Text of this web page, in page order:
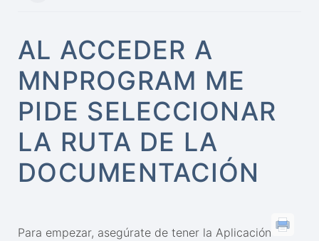
AL ACCEDER A
MNPROGRAM ME
PIDE SELECCIONAR
LA RUTA DE LA
DOCUMENTACIÓN
Para empezar, asegúrate de tener la Aplicación